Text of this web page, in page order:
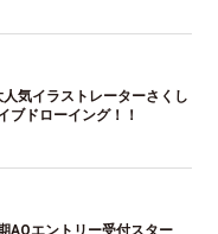
人気イラストレーターさくし
ブドローイング！！
AOエントリー受付スター